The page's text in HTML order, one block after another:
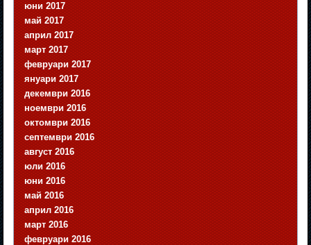
юни 2017
май 2017
април 2017
март 2017
февруари 2017
януари 2017
декември 2016
ноември 2016
октомври 2016
септември 2016
август 2016
юли 2016
юни 2016
май 2016
април 2016
март 2016
февруари 2016